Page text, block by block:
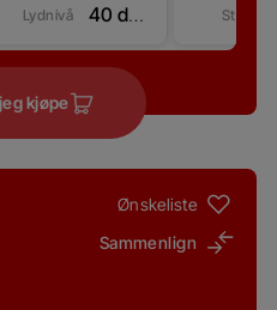
Lydnivå 40 dBA
kjøpe
Ønskeliste
Sammenlign